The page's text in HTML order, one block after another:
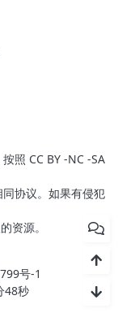
照 CC BY -NC -SA
协议。如果有侵犯
资源。
号-1
48秒